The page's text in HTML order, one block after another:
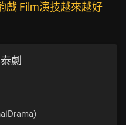
戲 Film演技越來越好
泰劇